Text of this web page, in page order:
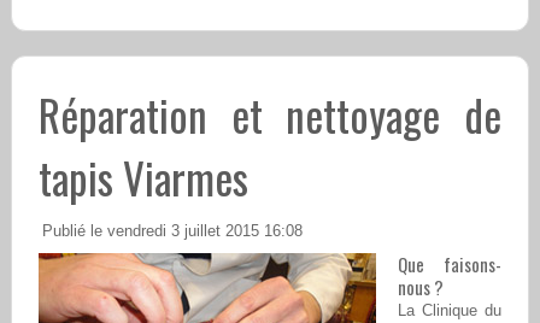
Réparation et nettoyage de
tapis Viarmes
Publié le vendredi 3 juillet 2015 16:08
Que faisons-
nous ?
La Clinique du